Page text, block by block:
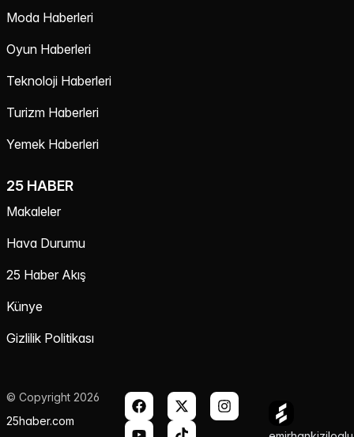
Moda Haberleri
Oyun Haberleri
Teknoloji Haberleri
Turizm Haberleri
Yemek Haberleri
25 HABER
Makaleler
Hava Durumu
25 Haber Akış
Künye
Gizlilik Politikası
© Copyright 2026
25haber.com